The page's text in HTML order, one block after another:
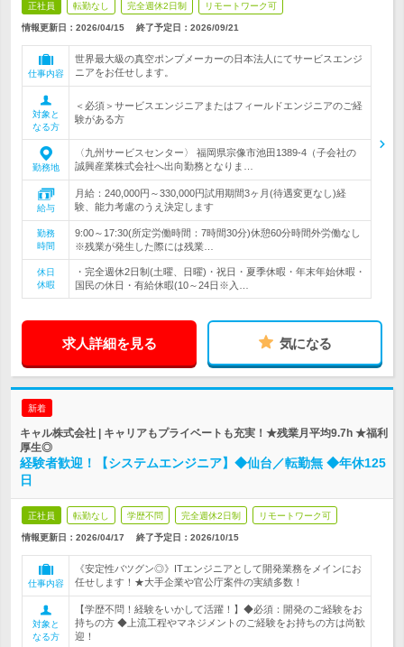
正社員 転勤なし 完全週休2日制 リモートワーク可
情報更新日：2026/04/15 終了予定日： 2026/09/21
仕事内容
世界最大級の真空ポンプメーカーの日本法人にてサービスエンジ
ニアをお任せします。
対象と
なる方
＜必須＞サービスエンジニアまたはフィールドエンジニアのご経
験がある方
勤務地
〈九州サービスセンター〉 福岡県宗像市池田1389-4（子会社の
誠興産業株式会社へ出向勤務となりま…
給与
月給：240,000円～330,000円試用期間3ヶ月(待遇変更なし)経
験、能力考慮のうえ決定します
勤務
時間
9:00～17:30(所定労働時間：7時間30分)休憩60分時間外労働なし
※残業が発生した際には残業…
休日
休暇
・完全週休2日制(土曜、日曜)・祝日・夏季休暇・年末年始休暇・
国民の休日・有給休暇(10～24日※入…
求人詳細を見る 気になる
新着
キャル株式会社 | キャリアもプライベートも充実！★残業月平均9.7h ★福利
厚生◎
経験者歓迎！【システムエンジニア】◆仙台／転勤無 ◆年休125
日
正社員 転勤なし 学歴不問 完全週休2日制 リモートワーク可
情報更新日：2026/04/17 終了予定日： 2026/10/15
仕事内容
《安定性バツグン◎》ITエンジニアとして開発業務をメインにお
任せします！★大手企業や官公庁案件の実績多数！
対象と
なる方
【学歴不問！経験をいかして活躍！】◆必須：開発のご経験をお
持ちの方 ◆上流工程やマネジメントのご経験をお持ちの方は尚歓
迎！